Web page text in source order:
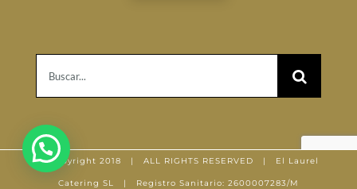
© Copyright 2018 | ALL RIGHTS RESERVED | El Laurel
Catering SL | Registro Sanitario: 2600007283/M